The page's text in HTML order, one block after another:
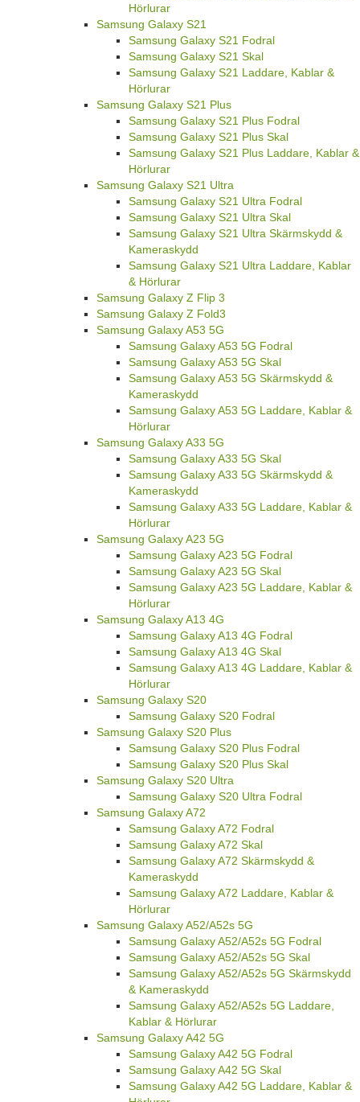
Hörlurar
Samsung Galaxy S21
Samsung Galaxy S21 Fodral
Samsung Galaxy S21 Skal
Samsung Galaxy S21 Laddare, Kablar &
Hörlurar
Samsung Galaxy S21 Plus
Samsung Galaxy S21 Plus Fodral
Samsung Galaxy S21 Plus Skal
Samsung Galaxy S21 Plus Laddare, Kablar &
Hörlurar
Samsung Galaxy S21 Ultra
Samsung Galaxy S21 Ultra Fodral
Samsung Galaxy S21 Ultra Skal
Samsung Galaxy S21 Ultra Skärmskydd &
Kameraskydd
Samsung Galaxy S21 Ultra Laddare, Kablar
& Hörlurar
Samsung Galaxy Z Flip 3
Samsung Galaxy Z Fold3
Samsung Galaxy A53 5G
Samsung Galaxy A53 5G Fodral
Samsung Galaxy A53 5G Skal
Samsung Galaxy A53 5G Skärmskydd &
Kameraskydd
Samsung Galaxy A53 5G Laddare, Kablar &
Hörlurar
Samsung Galaxy A33 5G
Samsung Galaxy A33 5G Skal
Samsung Galaxy A33 5G Skärmskydd &
Kameraskydd
Samsung Galaxy A33 5G Laddare, Kablar &
Hörlurar
Samsung Galaxy A23 5G
Samsung Galaxy A23 5G Fodral
Samsung Galaxy A23 5G Skal
Samsung Galaxy A23 5G Laddare, Kablar &
Hörlurar
Samsung Galaxy A13 4G
Samsung Galaxy A13 4G Fodral
Samsung Galaxy A13 4G Skal
Samsung Galaxy A13 4G Laddare, Kablar &
Hörlurar
Samsung Galaxy S20
Samsung Galaxy S20 Fodral
Samsung Galaxy S20 Plus
Samsung Galaxy S20 Plus Fodral
Samsung Galaxy S20 Plus Skal
Samsung Galaxy S20 Ultra
Samsung Galaxy S20 Ultra Fodral
Samsung Galaxy A72
Samsung Galaxy A72 Fodral
Samsung Galaxy A72 Skal
Samsung Galaxy A72 Skärmskydd &
Kameraskydd
Samsung Galaxy A72 Laddare, Kablar &
Hörlurar
Samsung Galaxy A52/A52s 5G
Samsung Galaxy A52/A52s 5G Fodral
Samsung Galaxy A52/A52s 5G Skal
Samsung Galaxy A52/A52s 5G Skärmskydd
& Kameraskydd
Samsung Galaxy A52/A52s 5G Laddare,
Kablar & Hörlurar
Samsung Galaxy A42 5G
Samsung Galaxy A42 5G Fodral
Samsung Galaxy A42 5G Skal
Samsung Galaxy A42 5G Laddare, Kablar &